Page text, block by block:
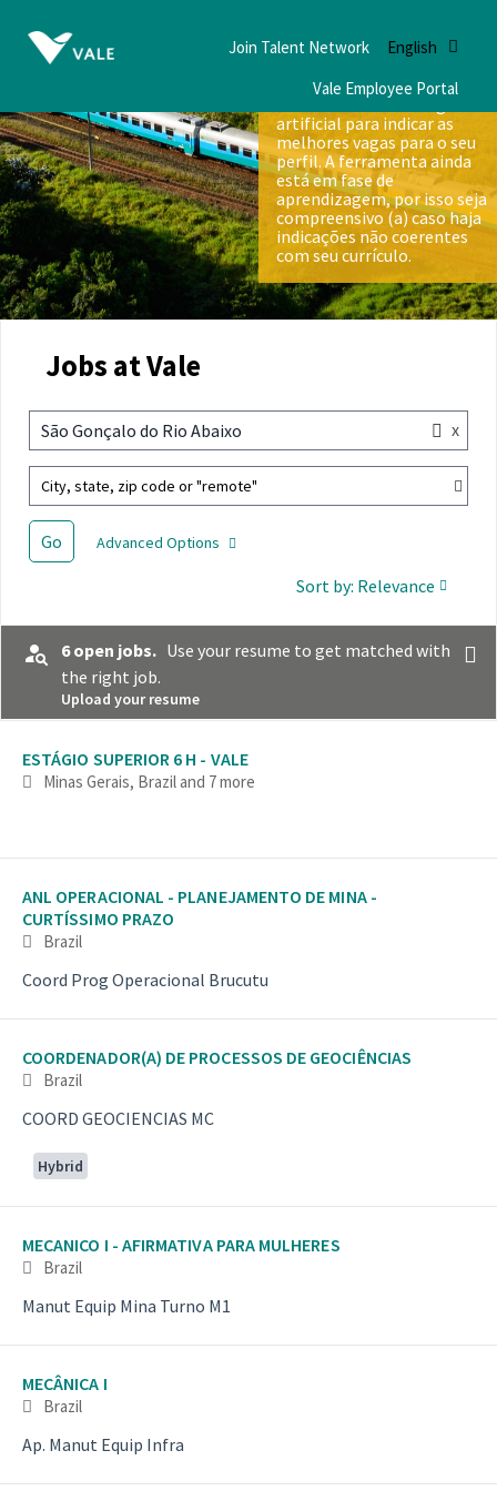
English
Join Talent Network
Vale Employee Portal
Nós utilizamos inteligência
artificial para indicar as
melhores vagas para o seu
perfil. A ferramenta ainda
está em fase de
aprendizagem, por isso seja
compreensivo (a) caso haja
indicações não coerentes
com seu currículo.
Jobs at Vale
São Gonçalo do Rio Abaixo x
City, state, zip code or "remote"
Go Advanced Options
Sort by: Relevance
6 open jobs. Use your resume to get matched with
the right job.
Upload your resume
ESTÁGIO SUPERIOR 6 H - VALE
Minas Gerais, Braziland 7 more
ANL OPERACIONAL - PLANEJAMENTO DE MINA -
CURTÍSSIMO PRAZO
Brazil
Coord Prog Operacional Brucutu
COORDENADOR(A) DE PROCESSOS DE GEOCIÊNCIAS
Brazil
COORD GEOCIENCIAS MC
Hybrid
MECANICO I - AFIRMATIVA PARA MULHERES
Brazil
Manut Equip Mina Turno M1
MECÂNICA I
Brazil
Ap. Manut Equip Infra